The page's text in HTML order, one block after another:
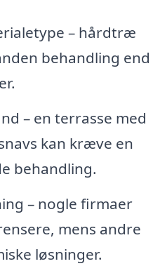
– hårdtræ
behandling end
– en terrasse med
kan kræve en
behandling.
– nogle firmaer
mens andre
løsninger.